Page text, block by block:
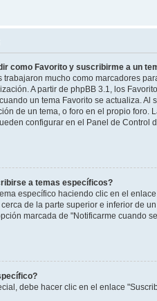
como Favorito y suscribirme a un
trabajaron mucho como marcadores
A partir de phpBB 3.1, los
un tema Favorito se actualiza. Al
de un tema, o foro en el propio foro.
configurar en el Panel de Control
a temas específicos?
específico haciendo clic en el
de la parte superior e inferior de
marcada de "Notificarme cuando
debe hacer clic en el enlace